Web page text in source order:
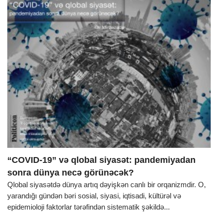
“COVID-19” və qlobal siyasət: pandemiyadan
sonra dünya necə görünəcək?
Qlobal siyasətdə dünya artıq dəyişkən canlı bir orqanizmdir. O,
yarandığı gündən bəri sosial, siyasi, iqtisadi, kültürəl və
epidemioloji faktorlar tərəfindən sistematik şəkildə...